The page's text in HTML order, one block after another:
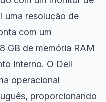
uma resolução de
com um
GB de memória RAM
interno. O Dell
operacional
proporcionando